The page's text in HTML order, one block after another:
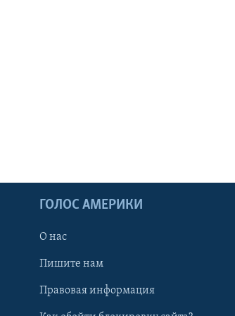
ГОЛОС АМЕРИКИ
О нас
Пишите нам
Правовая информация